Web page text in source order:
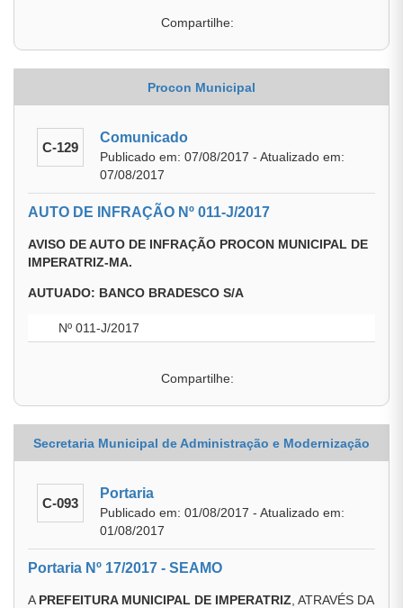
Compartilhe:
Procon Municipal
C-129
Comunicado
Publicado em: 07/08/2017 - Atualizado em:
07/08/2017
AUTO DE INFRAÇÃO Nº 011-J/2017
AVISO DE AUTO DE INFRAÇÃO PROCON MUNICIPAL DE
IMPERATRIZ-MA.
AUTUADO: BANCO BRADESCO S/A
Nº 011-J/2017
Compartilhe:
Secretaria Municipal de Administração e Modernização
C-093
Portaria
Publicado em: 01/08/2017 - Atualizado em:
01/08/2017
Portaria Nº 17/2017 - SEAMO
A PREFEITURA MUNICIPAL DE IMPERATRIZ , ATRAVÉS DA